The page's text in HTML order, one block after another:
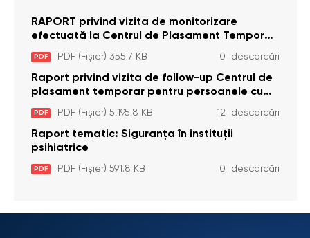
RAPORT privind vizita de monitorizare
efectuată la Centrul de Plasament Temporar
pentru Persoane cu Dizabilități (Adulte) din s.
Brînzeni, r. Edineț, din data de 25 mai 2026
PDF PDF (Fișier) 355.7 KB 0 descarcări
Raport privind vizita de follow-up Centrul de
plasament temporar pentru persoanele cu
dizabilități (adulte) Bădiceni, Soroca (11 iunie
2026)
PDF PDF (Fișier) 5,195.8 KB 12 descarcări
Raport tematic: Siguranța în instituții
psihiatrice
PDF PDF (Fișier) 591.8 KB 0 descarcări